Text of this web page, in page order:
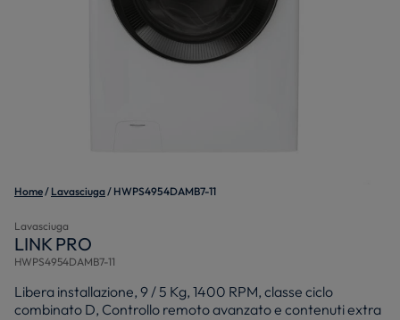
Home Lavasciuga HWPS4954DAMB7-11
Lavasciuga
LINK PRO
HWPS4954DAMB7-11
Libera installazione, 9 / 5 Kg, 1400 RPM, classe ciclo
combinato D, Controllo remoto avanzato e contenuti extra